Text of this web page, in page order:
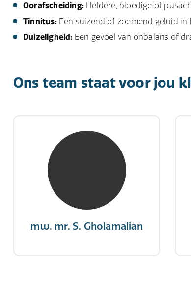
Oorafscheiding: Heldere, bloedige of
Tinnitus:Een suizend of zoemend geluid in
Duizeligheid: Een gevoel van onbalans of
Ons team staat voor jou
mw. mr. S. Gholamalian
mw. mr. S. Gholamalian
NIVRE Register-Expert
“Als je de richting van de wind
niet kunt veranderen, verander
dan de stand van je zeilen.”